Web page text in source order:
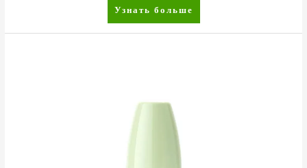
Glister™
Многофункциональная
Узнать больше